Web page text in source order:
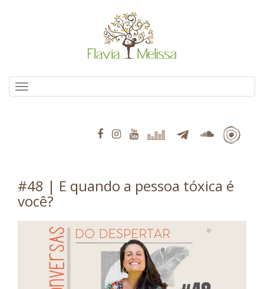
#48 | E quando a pessoa tóxica é
você?